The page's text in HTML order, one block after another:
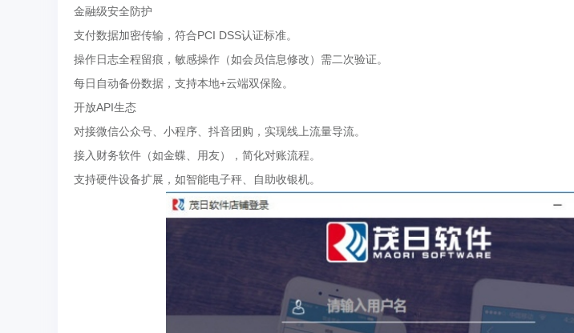
‌金融级安全防护‌
支付数据加密传输，符合PCI DSS认证标准。
操作日志全程留痕，敏感操作（如会员信息修改）需二次验证。
每日自动备份数据，支持本地+云端双保险。
‌开放API生态‌
对接微信公众号、小程序、抖音团购，实现线上流量导流。
接入财务软件（如金蝶、用友），简化对账流程。
支持硬件设备扩展，如智能电子秤、自助收银机。